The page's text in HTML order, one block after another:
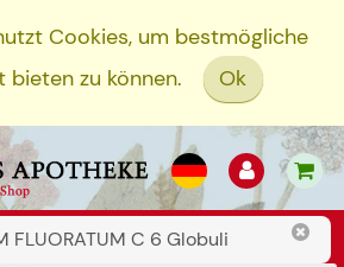
Cookies, um bestmögliche
bieten zu können.
Ok